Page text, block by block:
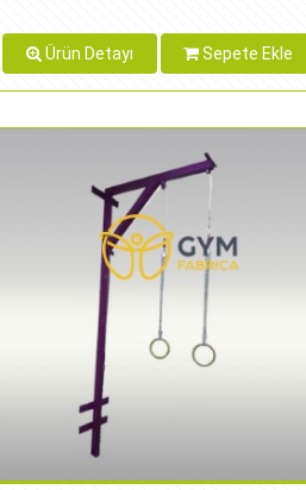
Ürün Detayı Sepete Ekle